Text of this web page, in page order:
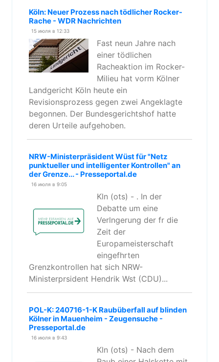
Köln: Neuer Prozess nach tödlicher Rocker-
Rache - WDR Nachrichten
15 июля в 12:33
Fast neun Jahre nach
einer tödlichen
Racheaktion im Rocker-
Milieu hat vorm Kölner
Landgericht Köln heute ein
Revisionsprozess gegen zwei Angeklagte
begonnen. Der Bundesgerichtshof hatte
deren Urteile aufgehoben.
NRW-Ministerpräsident Wüst für "Netz
punktueller und intelligenter Kontrollen" an
der Grenze... - Presseportal.de
16 июля в 9:05
Kln (ots) - . In der
Debatte um eine
Verlngerung der fr die
Zeit der
Europameisterschaft
eingefhrten
Grenzkontrollen hat sich NRW-
Ministerprsident Hendrik Wst (CDU)...
POL-K: 240716-1-K Raubüberfall auf blinden
Kölner in Mauenheim - Zeugensuche -
Presseportal.de
16 июля в 9:43
Kln (ots) - Nach dem